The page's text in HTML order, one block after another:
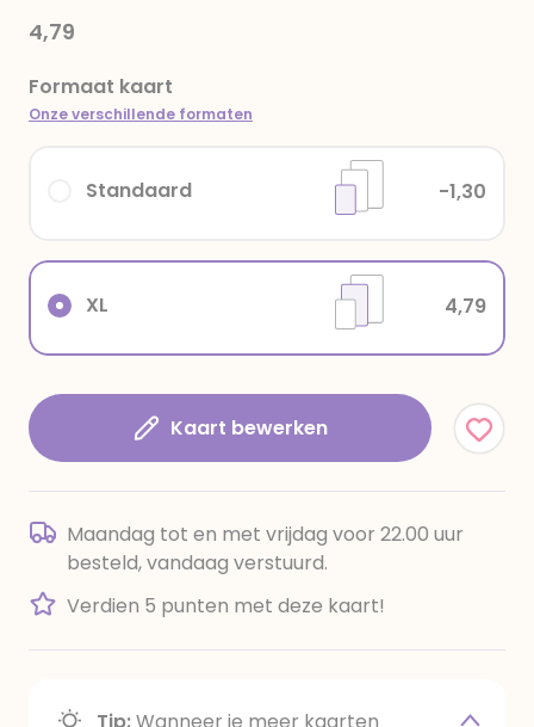
4,79
Formaat kaart
Onze verschillende formaten
XL 4,79
Standaard -1,30
Kaart bewerken
Maandag tot en met vrijdag voor 22.00 uur
besteld, vandaag verstuurd.
Verdien 5 punten met deze kaart!